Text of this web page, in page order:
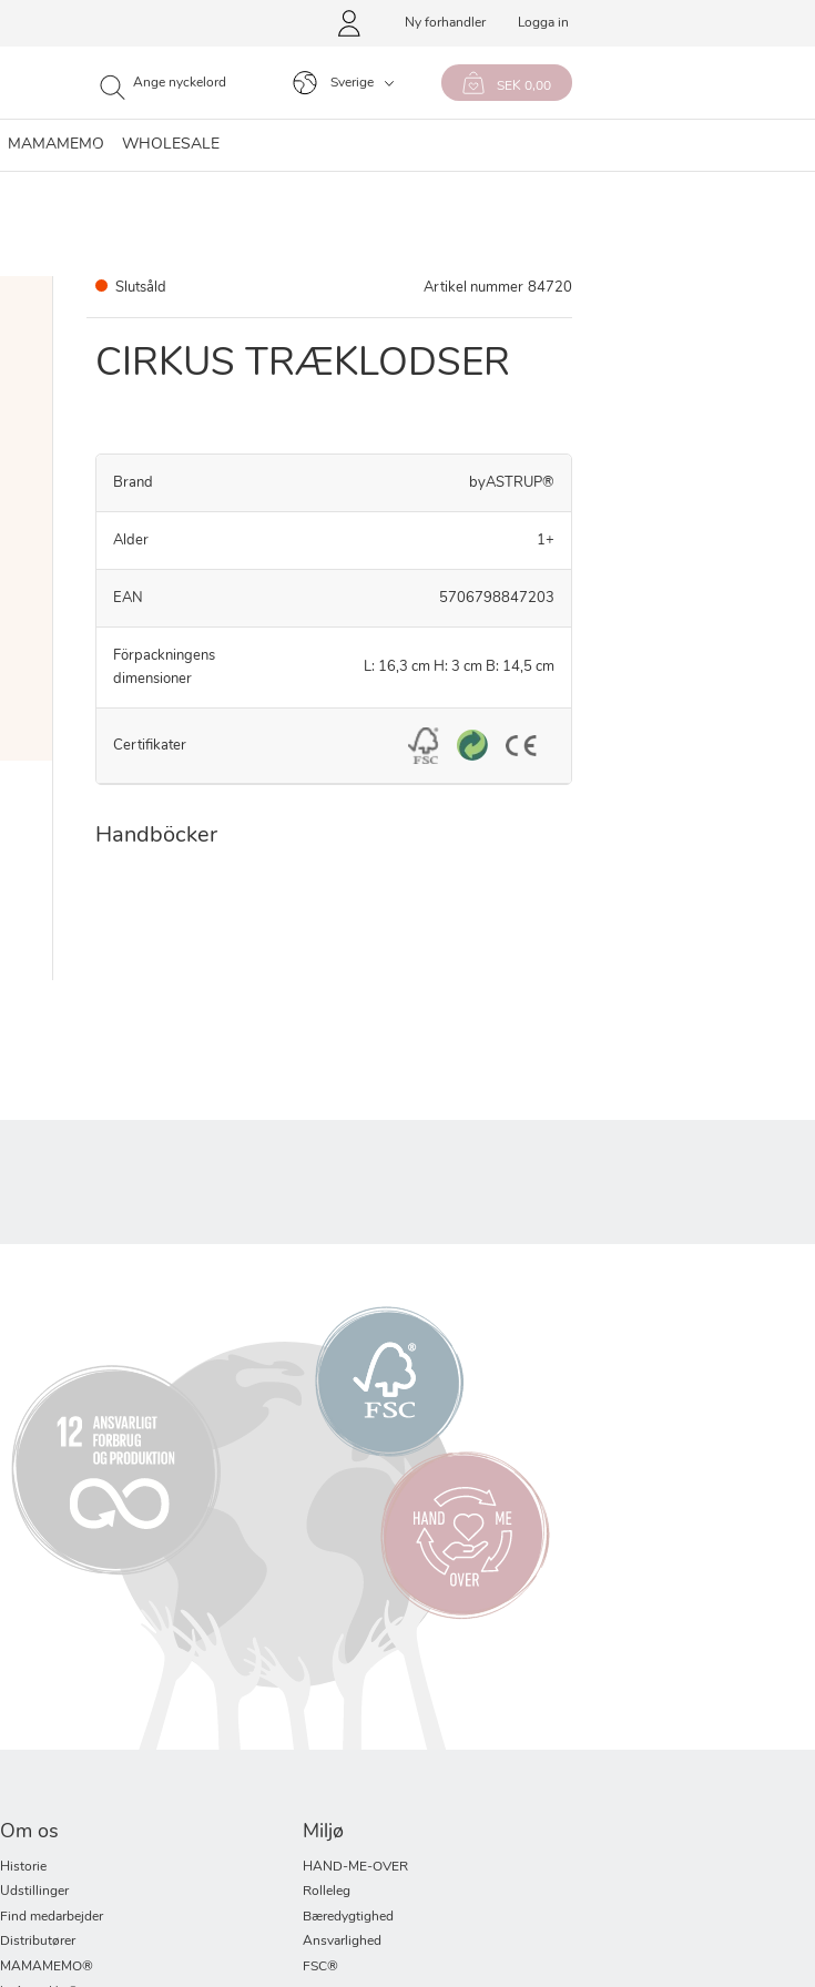
Ny forhandler Logga in
Sverige SEK 0,00
MAMAMEMO WHOLESALE
Slutsåld Artikel nummer 84720
CIRKUS TRÆKLODSER
Brand byASTRUP®
Alder 1+
EAN 5706798847203
Förpackningens
dimensioner
L: 16,3 cm H: 3 cm B: 14,5 cm
Certifikater
Handböcker
Om os
Historie
Udstillinger
Find medarbejder
Distributører
MAMAMEMO®
Miljø
HAND-ME-OVER
Rolleleg
Bæredygtighed
Ansvarlighed
FSC®